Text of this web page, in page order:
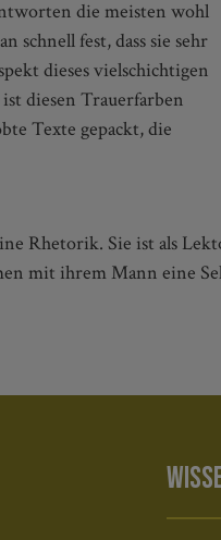
die meisten wohl
schnell fest, dass sie sehr
dieses vielschichtigen
diesen Trauerfarben
Texte gepackt, die
es zu jeder Farbe eine
Schreibimpuls - was eben
Texte, es geht aber auch
um mit der
Rhetorik. Sie ist als
mit ihrem Mann eine